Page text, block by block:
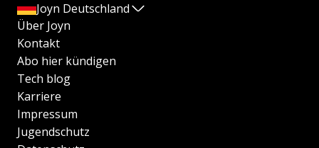
Joyn Deutschland
Über Joyn
Kontakt
Abo hier kündigen
Tech blog
Karriere
Impressum
Jugendschutz